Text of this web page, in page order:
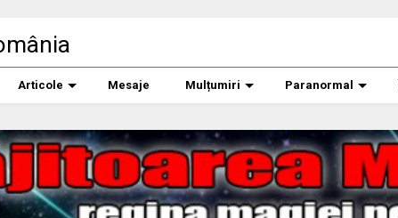
Articole Mesaje Mulțumiri Paranormal